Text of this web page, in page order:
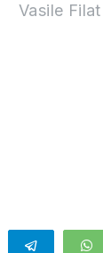
Vasile Filat
Telegram